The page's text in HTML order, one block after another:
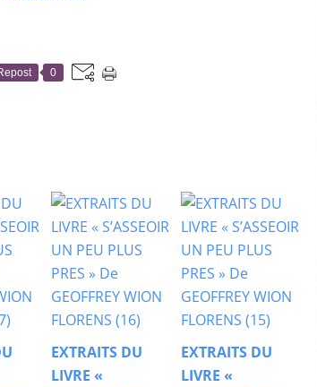
0
EXTRAITS DU
LIVRE «
EXTRAITS DU
LIVRE «